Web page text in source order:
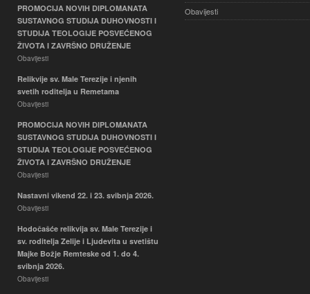
PROMOCIJA NOVIH DIPLOMANATA
SUSTAVNOG STUDIJA DUHOVNOSTI I
STUDIJA TEOLOGIJE POSVEĆENOG
ŽIVOTA I ZAVRŠNO DRUŽENJE
Obavijesti
Relikvije sv. Male Terezije i njenih
svetih roditelja u Remetama
Obavijesti
PROMOCIJA NOVIH DIPLOMANATA
SUSTAVNOG STUDIJA DUHOVNOSTI I
STUDIJA TEOLOGIJE POSVEĆENOG
ŽIVOTA I ZAVRŠNO DRUŽENJE
Obavijesti
Nastavni vikend 22. i 23. svibnja 2026.
Obavijesti
Hodočašće relikvija sv. Male Terezije i
sv. roditelja Zelije i Ljudevita u svetištu
Majke Božje Remteske od 1. do 4.
svibnja 2026.
Obavijesti
Obavijesti